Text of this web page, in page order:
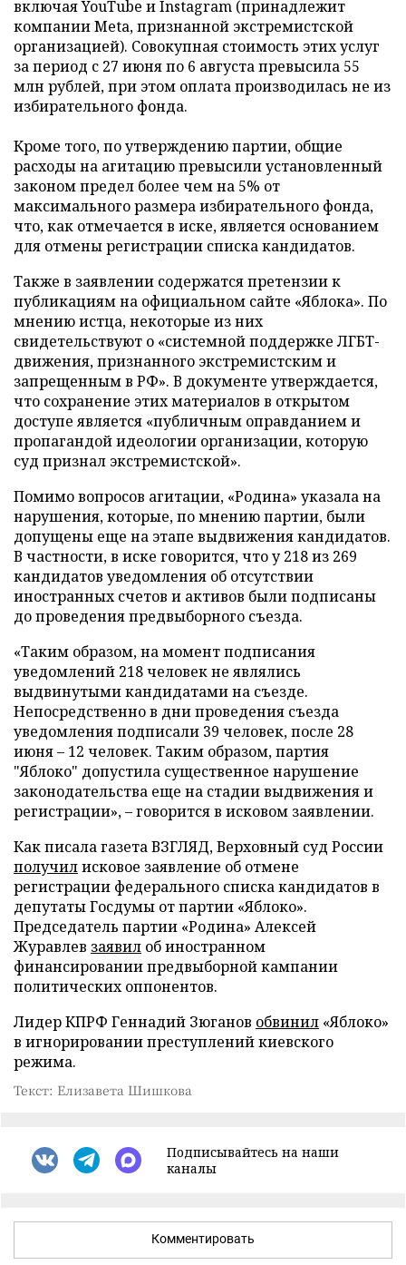
включая YouTube и Instagram (принадлежит
компании Meta, признанной экстремистской
организацией). Совокупная стоимость этих услуг
за период с 27 июня по 6 августа превысила 55
млн рублей, при этом оплата производилась не из
избирательного фонда.
Кроме того, по утверждению партии, общие
расходы на агитацию превысили установленный
законом предел более чем на 5% от
максимального размера избирательного фонда,
что, как отмечается в иске, является основанием
для отмены регистрации списка кандидатов.
Также в заявлении содержатся претензии к
публикациям на официальном сайте «Яблока». По
мнению истца, некоторые из них
свидетельствуют о «системной поддержке ЛГБТ-
движения, признанного экстремистским и
запрещенным в РФ». В документе утверждается,
что сохранение этих материалов в открытом
доступе является «публичным оправданием и
пропагандой идеологии организации, которую
суд признал экстремистской».
Помимо вопросов агитации, «Родина» указала на
нарушения, которые, по мнению партии, были
допущены еще на этапе выдвижения кандидатов.
В частности, в иске говорится, что у 218 из 269
кандидатов уведомления об отсутствии
иностранных счетов и активов были подписаны
до проведения предвыборного съезда.
«Таким образом, на момент подписания
уведомлений 218 человек не являлись
выдвинутыми кандидатами на съезде.
Непосредственно в дни проведения съезда
уведомления подписали 39 человек, после 28
июня – 12 человек. Таким образом, партия
"Яблоко" допустила существенное нарушение
законодательства еще на стадии выдвижения и
регистрации», – говорится в исковом заявлении.
Как писала газета ВЗГЛЯД, Верховный суд России
получилисковое заявление об отмене
регистрации федерального списка кандидатов в
депутаты Госдумы от партии «Яблоко».
Председатель партии «Родина» Алексей
Журавлев заявил об иностранном
финансировании предвыборной кампании
политических оппонентов.
Лидер КПРФ Геннадий Зюганов обвинил «Яблоко»
в игнорировании преступлений киевского
режима.
Текст: Елизавета Шишкова
Подписывайтесь на наши
каналы
Комментировать